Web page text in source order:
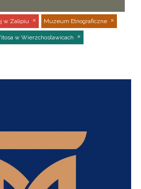
w Zalipiu Muzeum Etnograficzne
w Wierzchosławicach